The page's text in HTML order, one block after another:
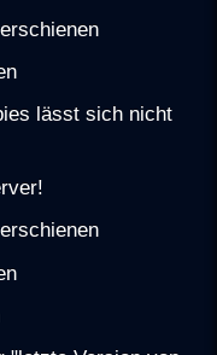
lässt sich nicht